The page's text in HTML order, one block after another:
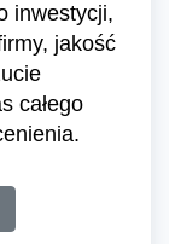
inwestycji,
jakość
całego